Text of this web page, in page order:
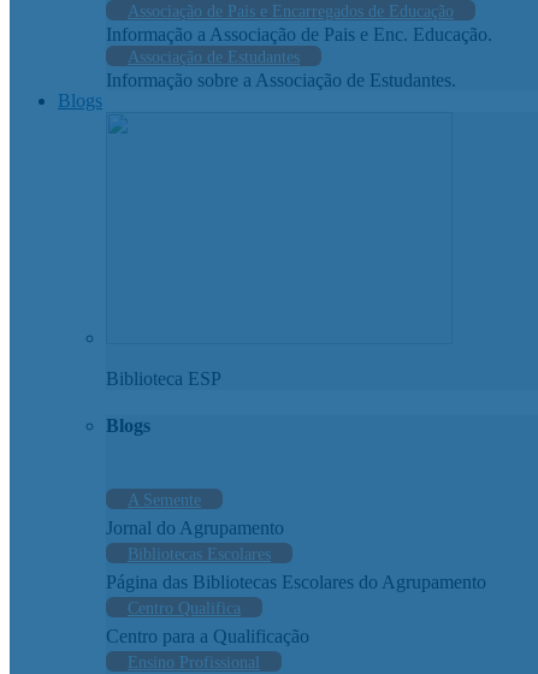
Associação de Pais e Encarregados de Educação
Informação a Associação de Pais e Enc. Educação.
Associação de Estudantes
Informação sobre a Associação de Estudantes.
Blogs
Biblioteca ESP
Blogs
A Semente
Jornal do Agrupamento
Bibliotecas Escolares
Página das Bibliotecas Escolares do Agrupamento
Centro Qualifica
Centro para a Qualificação
Ensino Profissional